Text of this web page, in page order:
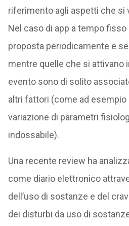
riferimento agli aspetti che si
Nel caso di app a tempo fisso
proposta periodicamente e
mentre quelle che si attivano
evento sono di solito
altri fattori (come ad esempio
variazione di parametri
indossabile).
Una recente review ha
come diario elettronico
dell’uso di sostanze e del
dei disturbi da uso di